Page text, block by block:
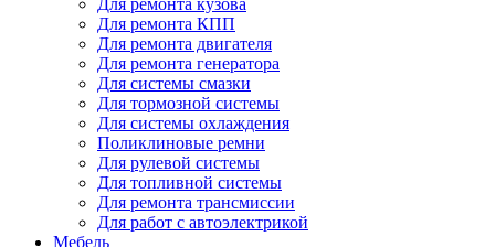
Для ремонта кузова
Для ремонта КПП
Для ремонта двигателя
Для ремонта генератора
Для системы смазки
Для тормозной системы
Для системы охлаждения
Поликлиновые ремни
Для рулевой системы
Для топливной системы
Для ремонта трансмиссии
Для работ с автоэлектрикой
Мебель